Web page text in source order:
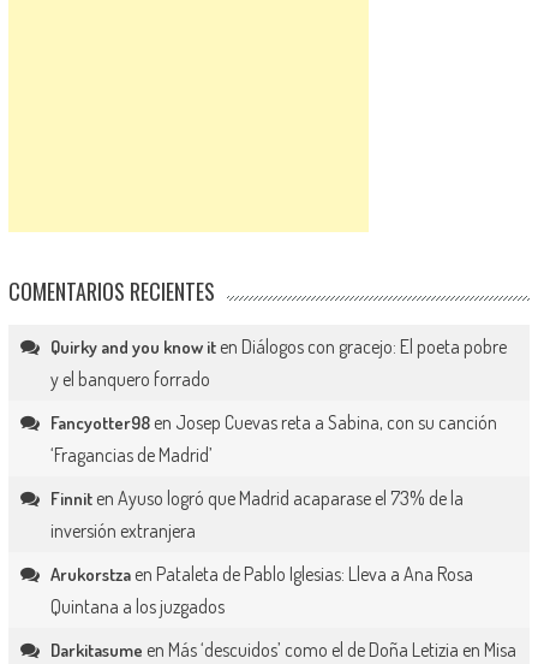
COMENTARIOS RECIENTES
Quirky and you know iten Diálogos con gracejo: El poeta pobre
y el banquero forrado
Fancyotter98en Josep Cuevas reta a Sabina, con su canción
‘Fragancias de Madrid’
Finniten Ayuso logró que Madrid acaparase el 73% de la
inversión extranjera
Arukorstzaen Pataleta de Pablo Iglesias: Lleva a Ana Rosa
Quintana a los juzgados
Darkitasume en Más ‘descuidos’ como el de Doña Letizia en Misa